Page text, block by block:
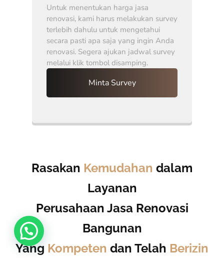
Untuk menentukan harga jasa
renovasi, kami harus melakukan survey
terlebih dahulu untuk mengetahui
secara pasti apa saja yang ingin Anda
renovasi. Segera ajukan jadwal survey
melalui klik tombol disamping.
Minta Survey
Rasakan Kemudahan dalam
Layanan
Perusahaan Jasa Renovasi
Bangunan
Yang Kompeten dan Telah Berizin